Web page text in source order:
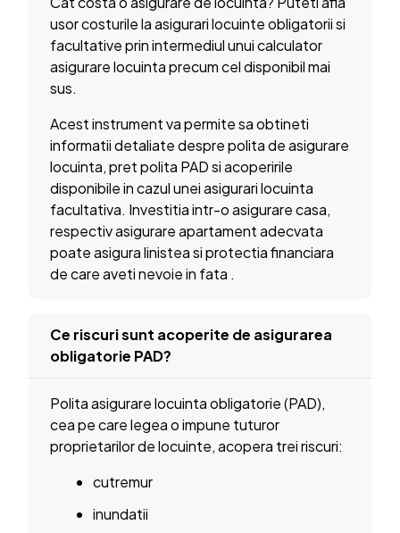
usor costurile la asigurari locuinte obligatorii si
facultative prin intermediul unui calculator
asigurare locuinta precum cel disponibil mai
sus.
Acest instrument va permite sa obtineti
informatii detaliate despre polita de asigurare
locuinta, pret polita PAD si acoperirile
disponibile in cazul unei asigurari locuinta
facultativa. Investitia intr-o asigurare casa,
respectiv asigurare apartament adecvata
poate asigura linistea si protectia financiara
de care aveti nevoie in fata .
Ce riscuri sunt acoperite de asigurarea
obligatorie PAD?
Polita asigurare locuinta obligatorie (PAD),
cea pe care legea o impune tuturor
proprietarilor de locuinte, acopera trei riscuri:
cutremur
inundatii